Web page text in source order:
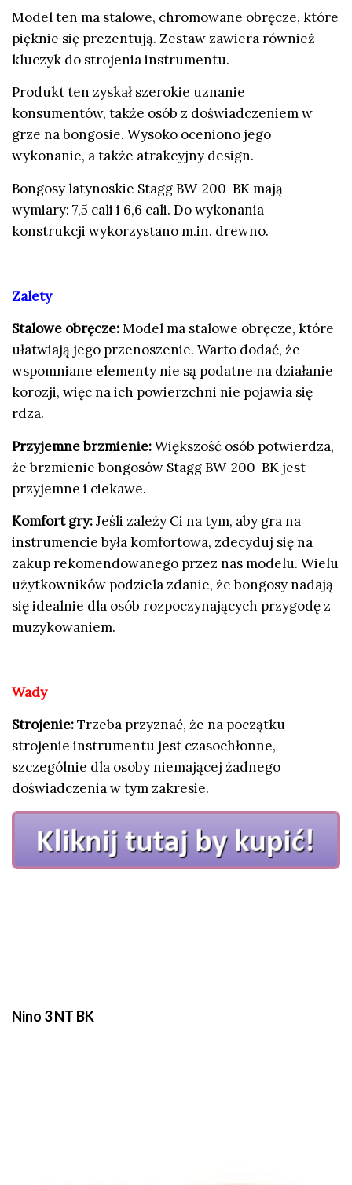
Model ten ma stalowe, chromowane obręcze, które
pięknie się prezentują. Zestaw zawiera również
kluczyk do strojenia instrumentu.
Produkt ten zyskał szerokie uznanie
konsumentów, także osób z doświadczeniem w
grze na bongosie. Wysoko oceniono jego
wykonanie, a także atrakcyjny design.
Bongosy latynoskie Stagg BW-200-BK mają
wymiary: 7,5 cali i 6,6 cali. Do wykonania
konstrukcji wykorzystano m.in. drewno.
Zalety
Stalowe obręcze:Model ma stalowe obręcze, które
ułatwiają jego przenoszenie. Warto dodać, że
wspomniane elementy nie są podatne na działanie
korozji, więc na ich powierzchni nie pojawia się
rdza.
Przyjemne brzmienie:Większość osób potwierdza,
że brzmienie bongosów Stagg BW-200-BK jest
przyjemne i ciekawe.
Komfort gry:Jeśli zależy Ci na tym, aby gra na
instrumencie była komfortowa, zdecyduj się na
zakup rekomendowanego przez nas modelu. Wielu
użytkowników podziela zdanie, że bongosy nadają
się idealnie dla osób rozpoczynających przygodę z
muzykowaniem.
Wady
Strojenie:Trzeba przyznać, że na początku
strojenie instrumentu jest czasochłonne,
szczególnie dla osoby niemającej żadnego
doświadczenia w tym zakresie.
Nino 3 NT BK